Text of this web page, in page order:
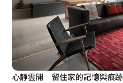
心靜雲開 留住家的記憶與痕跡